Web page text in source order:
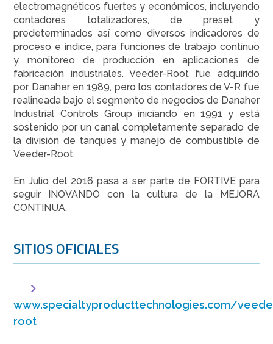
electromagnéticos fuertes y económicos, incluyendo
contadores totalizadores, de preset y
predeterminados así como diversos indicadores de
proceso e índice, para funciones de trabajo continuo
y monitoreo de producción en aplicaciones de
fabricación industriales. Veeder-Root fue adquirido
por Danaher en 1989, pero los contadores de V-R fue
realineada bajo el segmento de negocios de Danaher
Industrial Controls Group iniciando en 1991 y está
sostenido por un canal completamente separado de
la división de tanques y manejo de combustible de
Veeder-Root.
En Julio del 2016 pasa a ser parte de FORTIVE para
seguir INOVANDO con la cultura de la MEJORA
CONTINUA.
SITIOS OFICIALES
www.specialtyproducttechnologies.com/
root